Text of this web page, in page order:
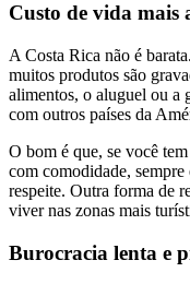
Custo de vida mais
A Costa Rica não é
muitos produtos são
alimentos, o aluguel ou a
com outros países da
O bom é que, se você
com comodidade,
respeite. Outra forma de
viver nas zonas mais
Burocracia lenta e